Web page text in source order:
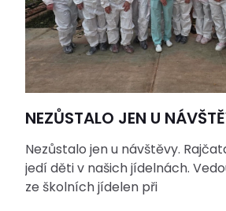
NEZŮSTALO JEN U
Nezůstalo jen u návštěvy.
jedí děti v našich jídelnách.
ze školních jídelen při